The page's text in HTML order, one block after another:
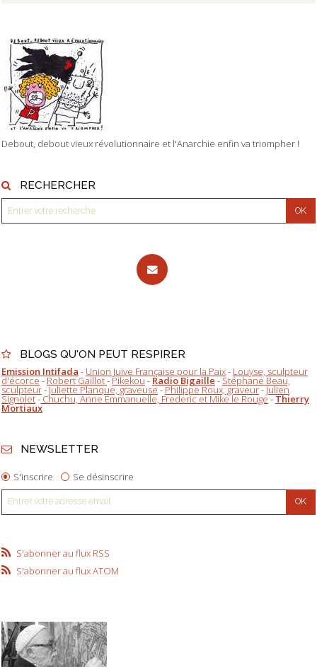
Debout, debout vieux révolutionnaire et l'Anarchie enfin va triompher !
RECHERCHER
BLOGS QU'ON PEUT RESPIRER
Emission Intifada - Union Juive Française pour la Paix- Louyse, sculpteur
d'écorce-Robert Gaillot-Pikekou-Radio Bigaille-Stéphane Beau,
sculpteur-Juliette Planque, graveuse-Philippe Roux, graveur-Julien
Signolet-Chuchu, Anne Emmanuelle, Frederic et Mike le Rouge-Thierry
Mortiaux
NEWSLETTER
S'inscrire Se désinscrire
S'abonner au flux RSS
S'abonner au flux ATOM